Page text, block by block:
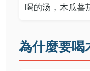
喝的汤，木瓜蕃
為什麼要喝